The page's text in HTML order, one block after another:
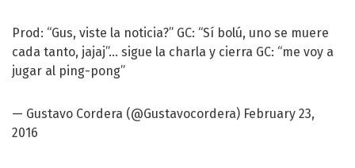
Prod: “Gus, viste la noticia?” GC: “Sí bolú, uno se muere
cada tanto, jajaj”… sigue la charla y cierra GC: “me voy a
jugar al ping-pong”
— Gustavo Cordera (@Gustavocordera) February 23,
2016